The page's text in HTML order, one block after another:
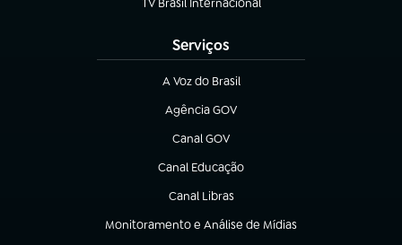
(abre em nova aba)
Serviços
A Voz do Brasil
(abre em nova aba)
Agência GOV
(abre em nova aba)
Canal GOV
(abre em nova aba)
Canal Educação
(abre em nova aba)
Canal Libras
(abre em nova aba)
Monitoramento e Análise de Mídias
(abre em nova aba)